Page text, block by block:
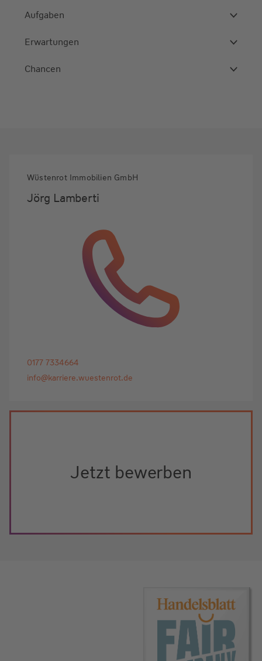
Aufgaben
Erwartungen
Chancen
Wüstenrot Immobilien GmbH
Jörg Lamberti
0177 7334664
info@karriere.wuestenrot.de
Jetzt bewerben